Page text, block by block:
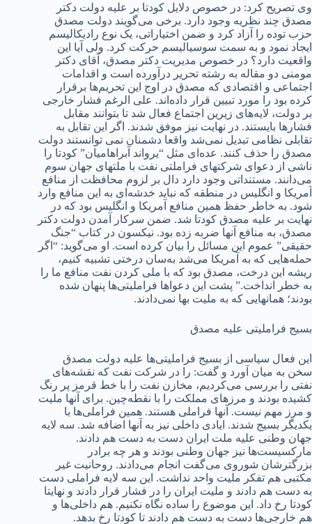
وی تصریح کرد: در خصوص دلایل کودتا بر علیه دولت دکتر
مصدق چند نظریه وجود دارد. برخی می‌گویند دولت مصدق
حزب توده را آزاد کرد و ضمن اختیاراتی، یک نوع رادیکالیسم
ایجاد نمود و به سمت سوسیالیسم حرکت کرد. ولی آیا این
واقعیت دارد؟ در خصوص مدیریت دکتر مصدق، آقای دکتر
مومنی دو مقاله به رشته تحریر درآورده است و اقدامات
اجتماعی و اقتصادی که مصدق در اوج این تحریم‌ها برقرار
کرده بود را مورد تبیین قرار داده‌اند. علی الرغم فشار خارجی
بر دولت، لایه‌های زیرین اجتماع فعال شد تا بتوانند مقابل
فشارها بایستند. در نهایت نیز موفق شدند. اگر این تقابل به
تقابلی نظامی تبدیل نمی‌شد واقعا دشمنان نمی توانستند دولت
مصدق را حذف کنند. عده‌ای مثل “یرواند آبراهامیان” کودتا را
ناشی از دعوای شرکتهای فراملتی نفت با ملتهای جهان سوم
می‌دانند. مستنداتی وجود دارد دال بر لزوم محافظت از منافع
آمریکا و انگلیس در منطقه که نباید خدشه‌ای به این منافع وارد
شود. به خاطر حفظ همین منافع آمریکا و انگلیس بود که در
نهایت بر علیه مصدق کودتا شد. ضمن سرکار آمدن دولت دکتر
مصدق، به منافع آنها ضربه زده بود. نیکسون در کتاب “جنگ
حقیقی” عموم این مسائل را بیان کرده است. او می‌گوید: “اگر
حمله‌هایی که به آمریکا می‌شد به‌سان درختی تشبیه کنیم،
ریشه این درخت، مصدق بود که با ملی کردن نفت منافع ما را
به خطر انداخت.” پشت این دعواها فراملیتی‌ها پنهان شده
بودند؛ همانهایی که به ملیت بها نمی‌دادند.
بسیج فراملیتی علیه مصدق
این فعال سیاسی از بسیج فراملیتی‌ها علیه دولت مصدق
سخن به میان آورد و گفت: را در شرکت نفت که نقشه‌های
نفتی را بررسی می‌کردیم، مخازن نفت را با خط قرمز پر رنگ
کشیده بودند و مرزهای مملکت را با نقطه‌چین. برای آنها ملیت
و مرز مهم نیست. آنها فراملی هستند. همین فراملی‌ها با
یکدیگر بسیج شدند. ایادی داخلی نیز به آنها اضافه شد. سه لایه
جهان وطنی علیه ملت ایران دست به دست هم دادند.
مارکسیست‌ها نیز جهان وطنی بودند و هر چه برادر
بزرگترشان شوروی می‌گفت انجام می‌دادند. روحانیت غیر
مکتبی هم تفکر ملیت واحد نداشت. این سه لایه فراملی دست
به دست هم دادند و ملیت ایران را در فشار قرار دادند و نهایتا
کودتا رخ داد. این موضوع را ساده نگاه نکنیم. هم داخلی‌ها و
هم خارجی‌ها دست به دست هم دادند تا کودتا رخ بدهد.